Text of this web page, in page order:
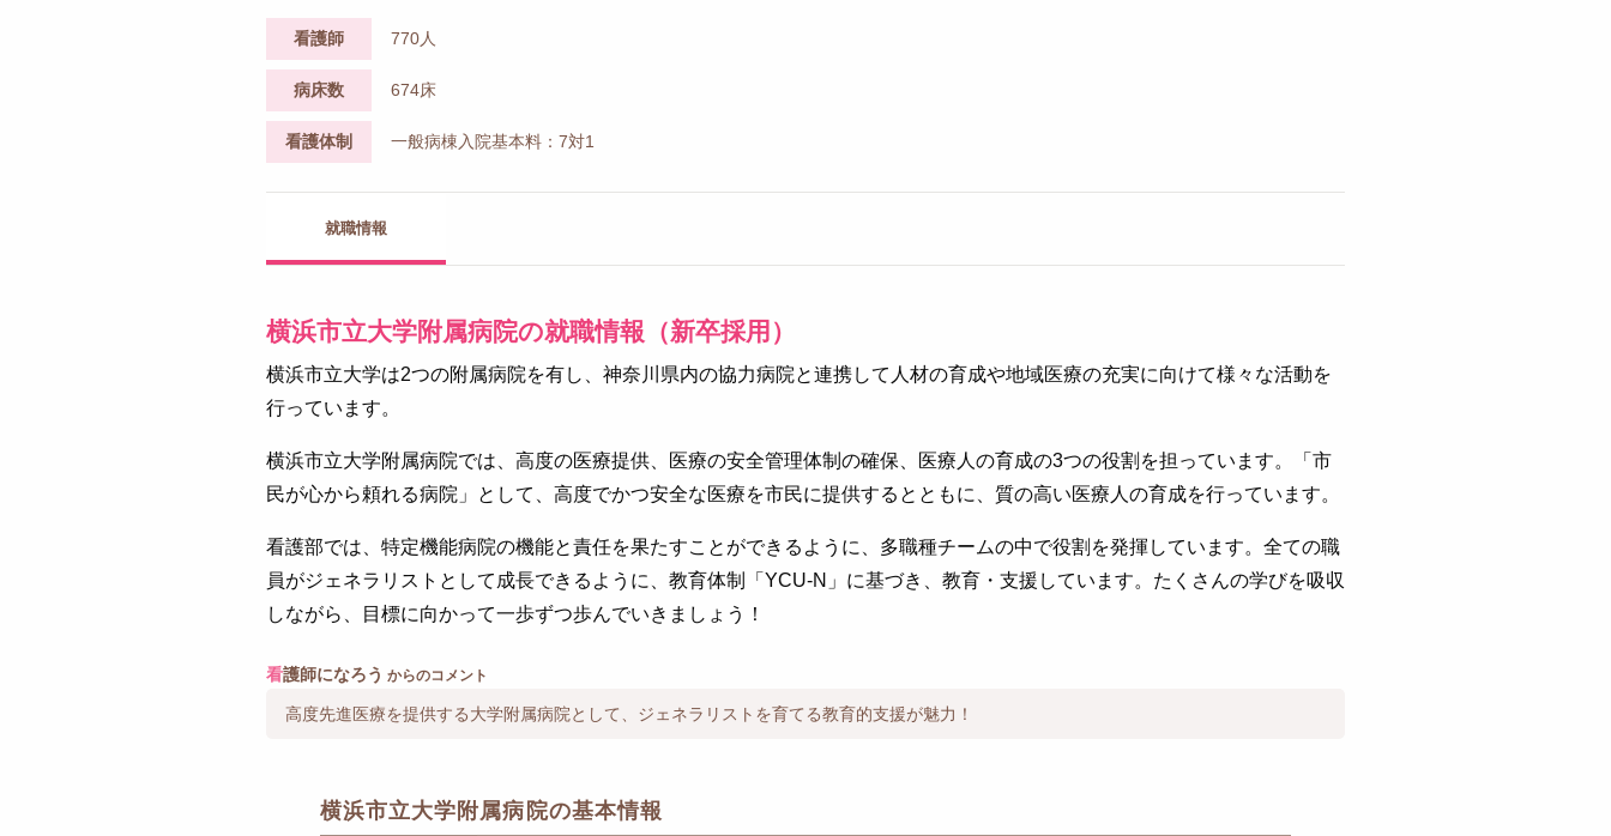
看護師 770人
病床数 674床
看護体制 一般病棟入院基本料：7対1
就職情報
横浜市立大学附属病院の就職情報（新卒採用）
横浜市立大学は2つの附属病院を有し、神奈川県内の協力病院と連携して人材の育成や地域医療の充実に向けて様々な活動を
行っています。
横浜市立大学附属病院では、高度の医療提供、医療の安全管理体制の確保、医療人の育成の3つの役割を担っています。「市
民が心から頼れる病院」として、高度でかつ安全な医療を市民に提供するとともに、質の高い医療人の育成を行っています。
看護部では、特定機能病院の機能と責任を果たすことができるように、多職種チームの中で役割を発揮しています。全ての職
員がジェネラリストとして成長できるように、教育体制「YCU-N」に基づき、教育・支援しています。たくさんの学びを吸収
しながら、目標に向かって一歩ずつ歩んでいきましょう！
看護師になろう からのコメント
高度先進医療を提供する大学附属病院として、ジェネラリストを育てる教育的支援が魅力！
横浜市立大学附属病院の基本情報